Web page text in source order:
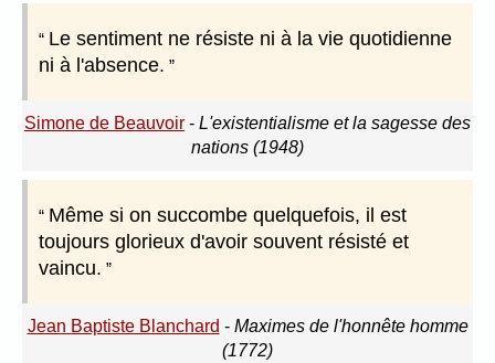
Le sentiment ne résiste ni à la vie quotidienne
ni à l'absence.
Simone de Beauvoir - L'existentialisme et la sagesse des
nations (1948)
Même si on succombe quelquefois, il est
toujours glorieux d'avoir souvent résisté et
vaincu.
Jean Baptiste Blanchard - Maximes de l'honnête homme
(1772)